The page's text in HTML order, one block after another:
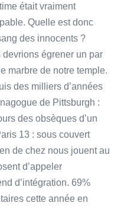
était vraiment
Quelle est donc
des innocents ?
égrener un par
marbre de notre temple.
des milliers d’années
de Pittsburgh :
des obsèques d’un
13 : sous couvert
de chez nous jouent au
d’appeler
d’intégration. 69%
cette année en